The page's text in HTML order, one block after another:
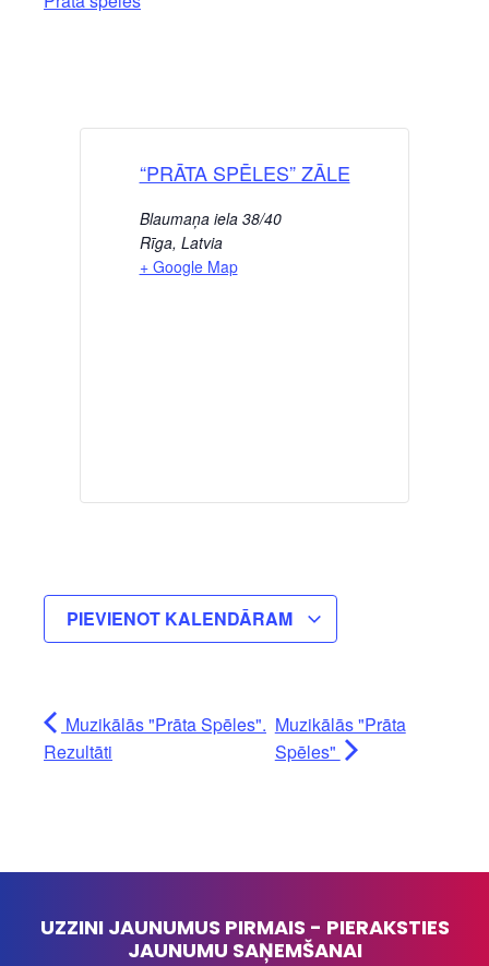
“PRĀTA SPĒLES” ZĀLE
Blaumaņa iela 38/40
Rīga, Latvia
+ Google Map
PIEVIENOT KALENDĀRAM
Muzikālās "Prāta Spēles".
Rezultāti
Muzikālās "Prāta
Spēles"
UZZINI JAUNUMUS PIRMAIS - PIERAKSTIES
JAUNUMU SAŅEMŠANAI